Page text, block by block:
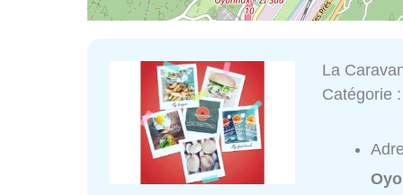
La
Catégorie